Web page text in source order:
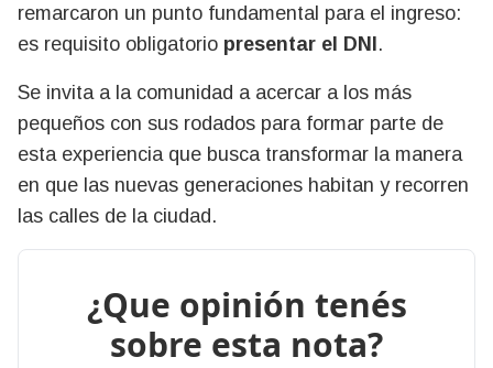
remarcaron un punto fundamental para el ingreso:
es requisito obligatorio presentar el DNI.
Se invita a la comunidad a acercar a los más
pequeños con sus rodados para formar parte de
esta experiencia que busca transformar la manera
en que las nuevas generaciones habitan y recorren
las calles de la ciudad.
¿Que opinión tenés
sobre esta nota?